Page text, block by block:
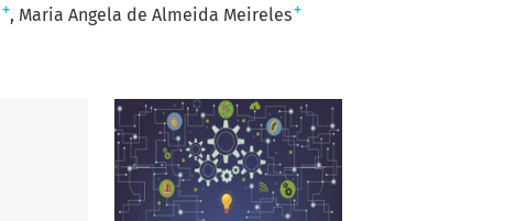
+ Maria Angela de Almeida Meireles+